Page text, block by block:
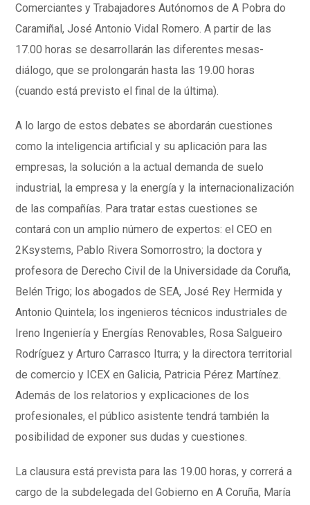
Comerciantes y Trabajadores Autónomos de A Pobra do
Caramiñal, José Antonio Vidal Romero. A partir de las
17.00 horas se desarrollarán las diferentes mesas-
diálogo, que se prolongarán hasta las 19.00 horas
(cuando está previsto el final de la última).
A lo largo de estos debates se abordarán cuestiones
como la inteligencia artificial y su aplicación para las
empresas, la solución a la actual demanda de suelo
industrial, la empresa y la energía y la internacionalización
de las compañías. Para tratar estas cuestiones se
contará con un amplio número de expertos: el CEO en
2Ksystems, Pablo Rivera Somorrostro; la doctora y
profesora de Derecho Civil de la Universidade da Coruña,
Belén Trigo; los abogados de SEA, José Rey Hermida y
Antonio Quintela; los ingenieros técnicos industriales de
Ireno Ingeniería y Energías Renovables, Rosa Salgueiro
Rodríguez y Arturo Carrasco Iturra; y la directora territorial
de comercio y ICEX en Galicia, Patricia Pérez Martínez.
Además de los relatorios y explicaciones de los
profesionales, el público asistente tendrá también la
posibilidad de exponer sus dudas y cuestiones.
La clausura está prevista para las 19.00 horas, y correrá a
cargo de la subdelegada del Gobierno en A Coruña, María